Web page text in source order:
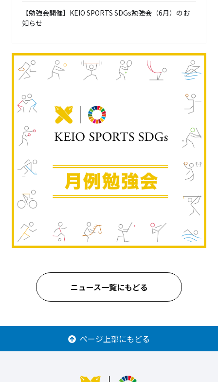
【勉強会開催】KEIO SPORTS SDGs勉強会（6月）のお
知らせ
ニュース一覧にもどる
ページ上部にもどる